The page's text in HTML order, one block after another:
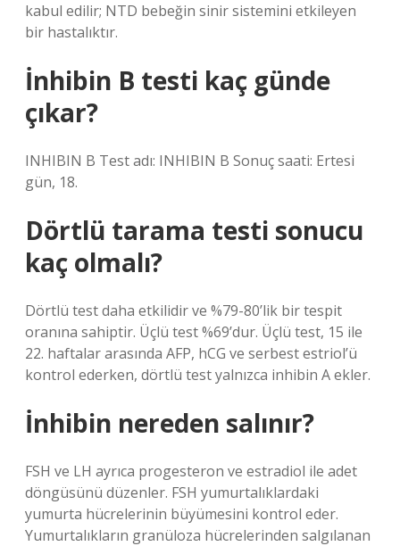
kabul edilir; NTD bebeğin sinir sistemini etkileyen
bir hastalıktır.
İnhibin B testi kaç günde
çıkar?
INHIBIN B Test adı: INHIBIN B Sonuç saati: Ertesi
gün, 18.
Dörtlü tarama testi sonucu
kaç olmalı?
Dörtlü test daha etkilidir ve %79-80’lik bir tespit
oranına sahiptir. Üçlü test %69’dur. Üçlü test, 15 ile
22. haftalar arasında AFP, hCG ve serbest estriol’ü
kontrol ederken, dörtlü test yalnızca inhibin A ekler.
İnhibin nereden salınır?
FSH ve LH ayrıca progesteron ve estradiol ile adet
döngüsünü düzenler. FSH yumurtalıklardaki
yumurta hücrelerinin büyümesini kontrol eder.
Yumurtalıkların granüloza hücrelerinden salgılanan